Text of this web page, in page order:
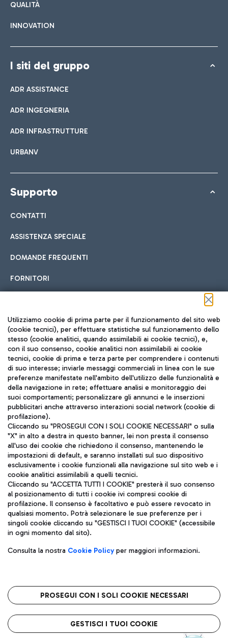
QUALITÀ
INNOVATION
I siti del gruppo
ADR ASSISTANCE
ADR INGEGNERIA
ADR INFRASTRUTTURE
URBANV
Supporto
CONTATTI
ASSISTENZA SPECIALE
DOMANDE FREQUENTI
FORNITORI
Seguici sui social
TRAVEL JOURNAL
ITA
Aeroporti di Roma S.p.A. - Società soggetta a direzione e
coordinamento di Mundys S.p.A.
Codice fiscale e Registro delle Imprese di Roma 13032990155 P.
IVA 06572251004
Capitale sociale 62.224.743,00 int. vers.
Sede legale: Via Pier Paolo Racchetti 1 - 00054 Fiumicino (RM)
telefono +39 06 65951
Privacy policy
Note legali
Roma FCO
L'aeroporto stellato
Utilizziamo cookie di prima parte per il funzionamento del sito web
(cookie tecnici), per effettuare statistiche sul funzionamento dello
stesso (cookie analitici, quando assimilabili ai cookie tecnici), e,
con il suo consenso, cookie analitici non assimilabili ai cookie
tecnici, cookie di prima e terza parte per comprendere i contenuti
di suo interesse; inviarle messaggi commerciali in linea con le sue
preferenze manifestate nell'ambito dell'utilizzo delle funzionalità e
della navigazione in rete; effettuare analisi e monitoraggio dei
suoi comportamenti; personalizzare gli annunci e le inserzioni
pubblicitari anche attraverso interazioni social network (cookie di
profilazione).
Cliccando su "PROSEGUI CON I SOLI COOKIE NECESSARI" o sulla
"X" in alto a destra in questo banner, lei non presta il consenso
all'uso dei cookie che richiedono il consenso, mantenendo le
impostazioni di default, e saranno installati sul suo dispositivo
esclusivamente i cookie funzionali alla navigazione sul sito web e i
cookie analitici assimilabili a quelli tecnici.
Cliccando su "ACCETTA TUTTI I COOKIE" presterà il suo consenso
al posizionamento di tutti i cookie ivi compresi cookie di
profilazione. Il consenso è facoltativo e può essere revocato in
qualsiasi momento. Potrà selezionare le sue preferenze per i
singoli cookie cliccando su "GESTISCI I TUOI COOKIE" (accessibile
in ogni momento dal sito).
Consulta la nostra Cookie Policyper maggiori informazioni.
PROSEGUI CON I SOLI COOKIE NECESSARI
GESTISCI I TUOI COOKIE